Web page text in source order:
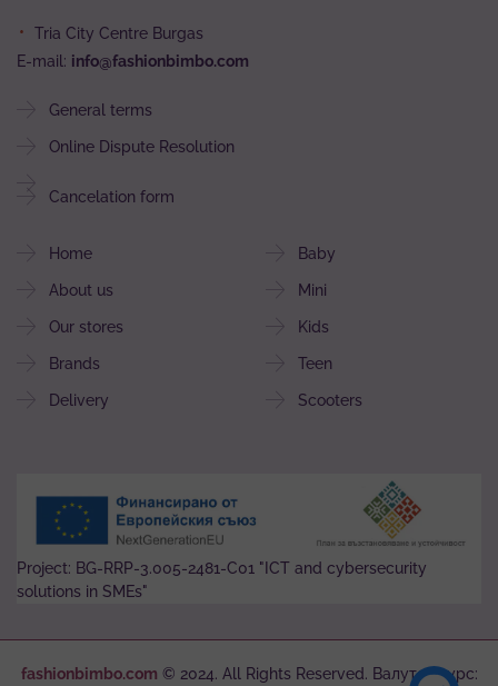
Tria City Centre Burgas
E-mail: info@fashionbimbo.com
Baby
Mini
Kids
Teen
Scooters
Home
About us
Our stores
Brands
Delivery
General terms
Online Dispute Resolution
Cancelation form
Project: BG-RRP-3.005-2481-C01 "ICT and cybersecurity
solutions in SMEs"
fashionbimbo.com © 2024. All Rights Reserved. Валутен курс: